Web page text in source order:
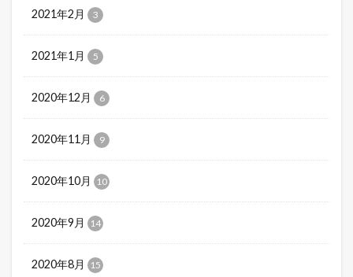
2021年2月 3
2021年1月 5
2020年12月 6
2020年11月 9
2020年10月 10
2020年9月 14
2020年8月 15